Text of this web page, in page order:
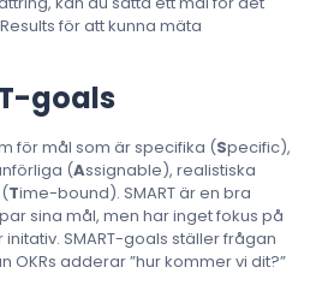
för att kunna mäta
goals
för mål som är specifika (Specific),
(Assignable), realistiska
Time-bound). SMART är en bra
sina mål, men har inget fokus på
SMART-goals ställer frågan
OKRs adderar ”hur kommer vi dit?”